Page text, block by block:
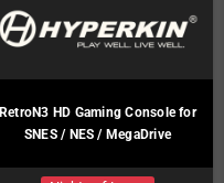
RetroN3 HD Gaming Console for
SNES / NES / MegaDrive